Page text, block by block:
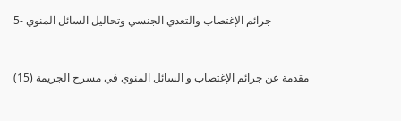
5- جرائم الإغتصاب والتعدي الجنسي وتحاليل السائل المنوي
(15) مقدمة عن جرائم الإغتصاب و السائل المنوي في مسرح الجريمة